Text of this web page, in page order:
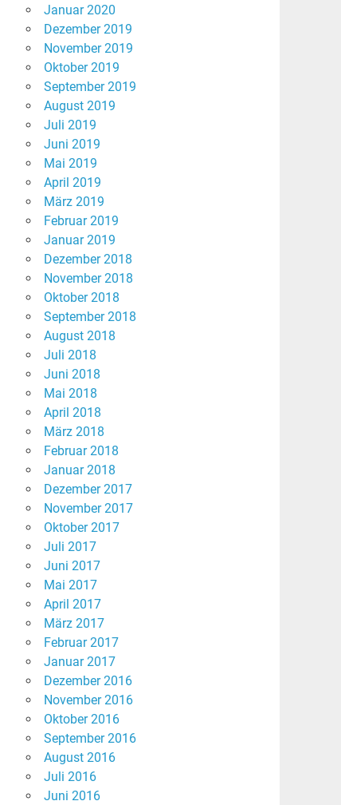
Januar 2020
Dezember 2019
November 2019
Oktober 2019
September 2019
August 2019
Juli 2019
Juni 2019
Mai 2019
April 2019
März 2019
Februar 2019
Januar 2019
Dezember 2018
November 2018
Oktober 2018
September 2018
August 2018
Juli 2018
Juni 2018
Mai 2018
April 2018
März 2018
Februar 2018
Januar 2018
Dezember 2017
November 2017
Oktober 2017
Juli 2017
Juni 2017
Mai 2017
April 2017
März 2017
Februar 2017
Januar 2017
Dezember 2016
November 2016
Oktober 2016
September 2016
August 2016
Juli 2016
Juni 2016